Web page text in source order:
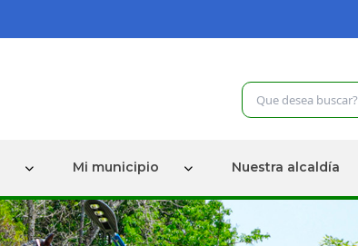
Mi municipio Nuestra alcaldía